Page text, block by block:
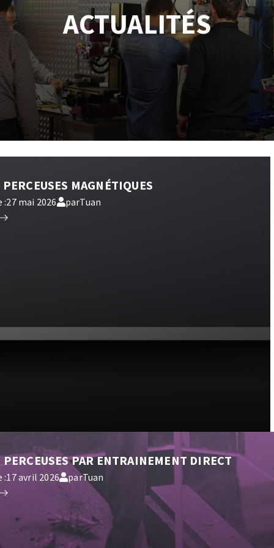
diamantés
Système auto-nivelant à vis
Système auto-nivelant à cale
Pose des joints
ABRASIFS APPLIQUÉS
ACTUALITÉS
PERCEUSES MAGNÉTIQUES
:27 mai 2026 parTuan
PERCEUSES PAR ENTRAINEMENT DIRECT
:17 avril 2026 parTuan